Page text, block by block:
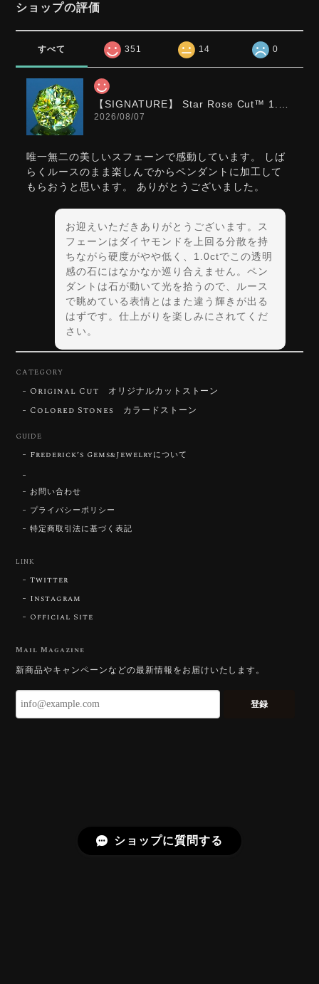
ショップの評価
すべて 351 14 0
2026/08/07
唯一無二の美しいスフェーンで感動しています。 しば
らくルースのまま楽しんでからペンダントに加工して
もらおうと思います。 ありがとうございました。
お迎えいただきありがとうございます。ス
フェーンはダイヤモンドを上回る分散を持
ちながら硬度がやや低く、1.0ctでこの透明
感の石にはなかなか巡り合えません。ペン
ダントは石が動いて光を拾うので、ルース
で眺めている表情とはまた違う輝きが出る
はずです。仕上がりを楽しみにされてくだ
さい。
2026/07/30
いです。 ウルウルとギラギラを一度に見ることができ
る不思議なカットだと感じました。強い煌めきだけで
です。Star Rose Cut™ は中心から外へ広
CATEGORY
Original Cut オリジナルカットストーン
Colored Stones カラードストーン
GUIDE
Frederick’s Gems&Jewelryについて
お問い合わせ
プライバシーポリシー
特定商取引法に基づく表記
LINK
Twitter
Instagram
Official Site
Mail Magazine
新商品やキャンペーンなどの最新情報をお届けいたします。
登録
ショップに質問する